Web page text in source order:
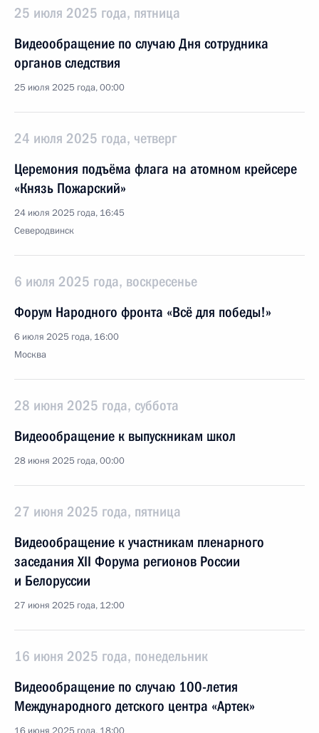
25 июля 2025 года, пятница
Видеообращение по случаю Дня сотрудника
органов следствия
25 июля 2025 года, 00:00
24 июля 2025 года, четверг
Церемония подъёма флага на атомном крейсере
«Князь Пожарский»
24 июля 2025 года, 16:45
Северодвинск
6 июля 2025 года, воскресенье
Форум Народного фронта «Всё для победы!»
6 июля 2025 года, 16:00
Москва
28 июня 2025 года, суббота
Видеообращение к выпускникам школ
28 июня 2025 года, 00:00
27 июня 2025 года, пятница
Видеообращение к участникам пленарного
заседания XII Форума регионов России
и Белоруссии
27 июня 2025 года, 12:00
16 июня 2025 года, понедельник
Видеообращение по случаю 100-летия
Международного детского центра «Артек»